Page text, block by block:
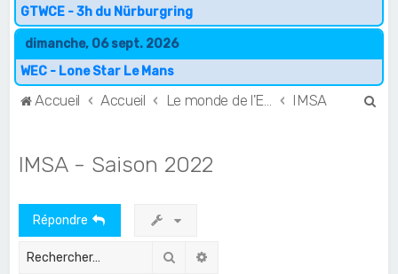
GTWCE - 3h du Nürburgring
dimanche, 06 sept. 2026
WEC - Lone Star Le Mans
Accueil Accueil IMSA
IMSA - Saison 2022
Répondre
Rechercher